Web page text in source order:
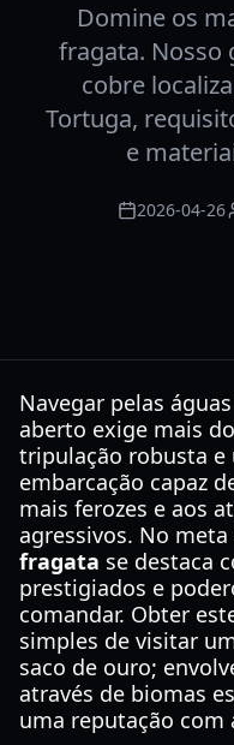
Domine os
fragata. Nosso
cobre
Tortuga,
e
2026-04-26
Navegar pelas
aberto exige mais
tripulação robusta e
embarcação capaz
mais ferozes e aos
agressivos. No meta
fragata se destaca
prestigiados e
comandar. Obter
simples de visitar
saco de ouro;
através de biomas
uma reputação com